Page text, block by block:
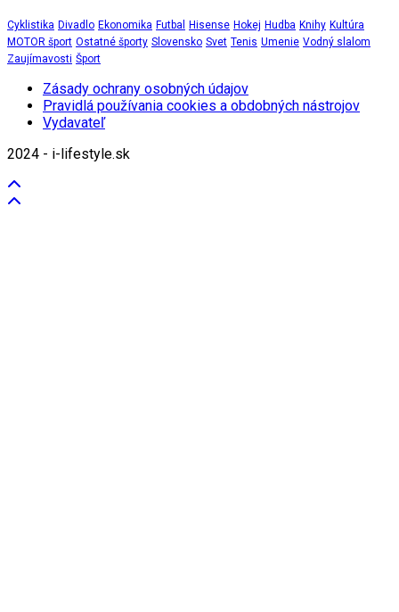
Cyklistika Divadlo Ekonomika Futbal Hisense Hokej Hudba Knihy Kultúra
MOTOR šport Ostatné športy Slovensko Svet Tenis Umenie Vodný slalom
Zaujímavosti Šport
Zásady ochrany osobných údajov
Pravidlá používania cookies a obdobných nástrojov
Vydavateľ
2024 - i-lifestyle.sk